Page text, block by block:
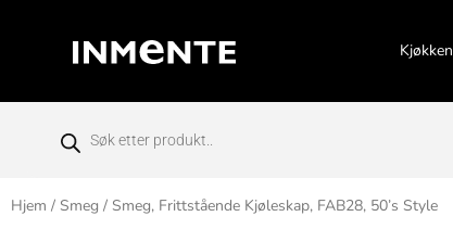
Kjøkken
Hjem / Smeg / Smeg, Frittstående Kjøleskap, FAB28, 50’s Style